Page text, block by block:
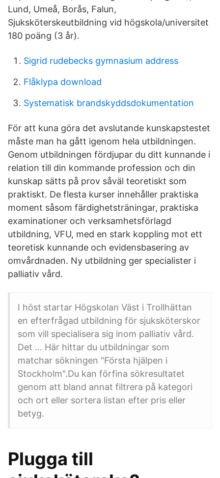
Lund, Umeå, Borås, Falun,
Sjuksköterskeutbildning vid högskola/universitet
180 poäng (3 år).
Sigrid rudebecks gymnasium address
Flåklypa download
Systematisk brandskyddsdokumentation
För att kuna göra det avslutande kunskapstestet
måste man ha gått igenom hela utbildningen.
Genom utbildningen fördjupar du ditt kunnande i
relation till din kommande profession och din
kunskap sätts på prov såväl teoretiskt som
praktiskt. De flesta kurser innehåller praktiska
moment såsom färdighetsträningar, praktiska
examinationer och verksamhetsförlagd
utbildning, VFU, med en stark koppling mot ett
teoretisk kunnande och evidensbasering av
omvårdnaden. Ny utbildning ger specialister i
palliativ vård.
I höst startar Högskolan Väst i Trollhättan
en efterfrågad utbildning för sjuksköterskor
som vill specialisera sig inom palliativ vård.
Det … Här hittar du utbildningar som
matchar sökningen "Första hjälpen i
Stockholm".Du kan förfina sökresultatet
genom att bland annat filtrera på kategori
och ort eller sortera listan efter pris eller
betyg.
Plugga till